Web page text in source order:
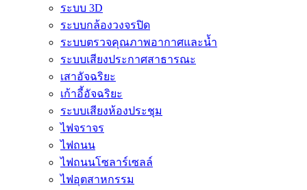
ระบบ 3D
ระบบกล้องวงจรปิด
ระบบตรวจคุณภาพอากาศและน้ำ
ระบบเสียงประกาศสาธารณะ
เสาอัจฉริยะ
เก้าอี้อัจฉริยะ
ระบบเสียงห้องประชุม
ไฟจราจร
ไฟถนน
ไฟถนนโซลาร์เซลล์
ไฟอุตสาหกรรม